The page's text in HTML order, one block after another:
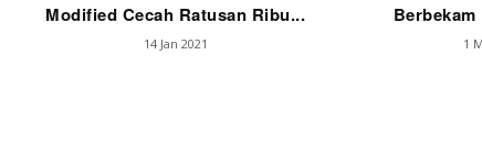
Modified Cecah Ratusan Ribu...
14 Jan 2021 1